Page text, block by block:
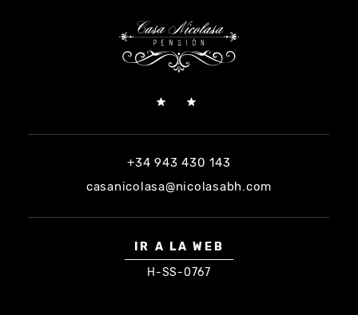
+34 943 430 143
casanicolasa@nicolasabh.com
IR A LA WEB
H-SS-0767